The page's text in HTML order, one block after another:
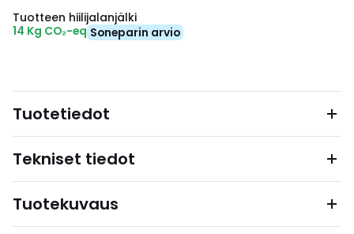
Tuotteen hiilijalanjälki
14 Kg CO₂-eq Soneparin arvio
Tuotetiedot
Tekniset tiedot
Tuotekuvaus